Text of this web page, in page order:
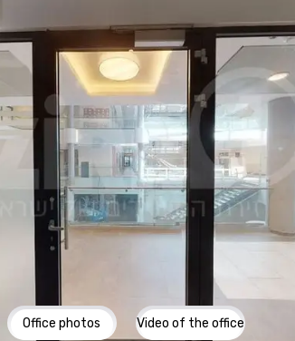
Office photos Video of the office